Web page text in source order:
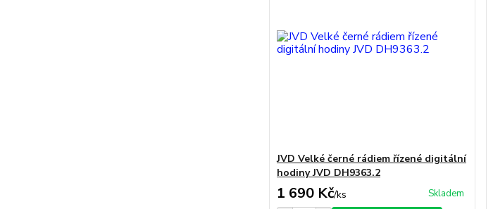
JVD Velké černé rádiem řízené digitální
hodiny JVD DH9363.2
1 690 Kč/ks Skladem